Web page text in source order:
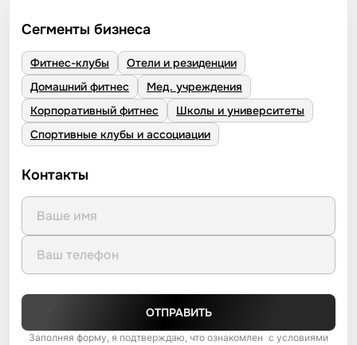
Сегменты бизнеса
Фитнес-клубы
Отели и резиденции
Домашний фитнес
Мед. учреждения
Корпоративный фитнес
Школы и университеты
Спортивные клубы и ассоциации
Контакты
ОТПРАВИТЬ
Заполняя форму, я подтверждаю, что ознакомлен с условиями